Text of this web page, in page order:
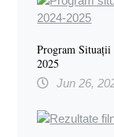
Program Situații
2025
Jun 26,